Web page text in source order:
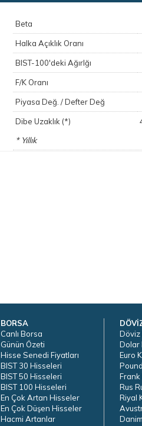
Beta
Halka Açıklık Oranı
BIST-100'deki Ağırlğı
F/K Oranı
Piyasa Değ. / Defter Değ
Dibe Uzaklık (*)
* Yıllık
BORSA
Canlı Borsa
Günün Özeti
Hisse Senedi Fiyatları
BIST 30 Hisseleri
BIST 50 Hisseleri
BIST 100 Hisseleri
En Çok Artan Hisseler
En Çok Düşen Hisseler
Hacmi Artanlar
Döviz
Dolar
Euro
Frank
Rus
Riyal